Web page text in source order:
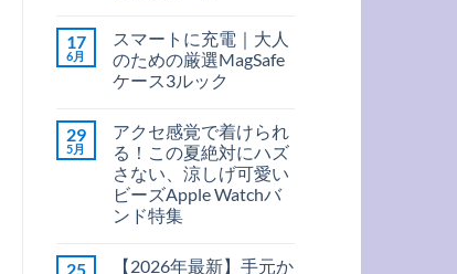
の
機
能
美！
回
転
ス
タ
ン
ド
＆
MagSafe
ン
ト
は
ま
り
ま
せ
ん
17
6月
スマートに充電｜大人
のための厳選MagSafe
ケース3ルック
ー
ト
に
充
電
｜
大
ン
ト
は
ま
だ
あ
り
29
5月
アクセ感覚で着けられ
る！この夏絶対にハズ
さない、涼しげ可愛い
ビーズApple Watchバ
ンド特集
25
【2026年最新】手元か